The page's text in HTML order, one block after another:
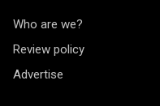
Who are we?
Review policy
Advertise